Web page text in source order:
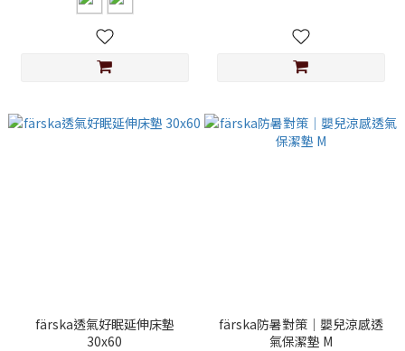
färska透氣好眠延伸床墊
30x60
färska防暑對策│嬰兒涼感透
氣保潔墊 M